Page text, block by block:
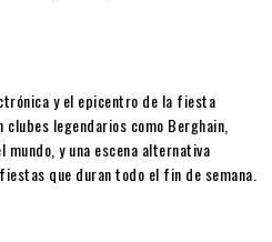
y el epicentro de la fiesta
legendarios como Berghain,
y una escena alternativa
que duran todo el fin de semana.